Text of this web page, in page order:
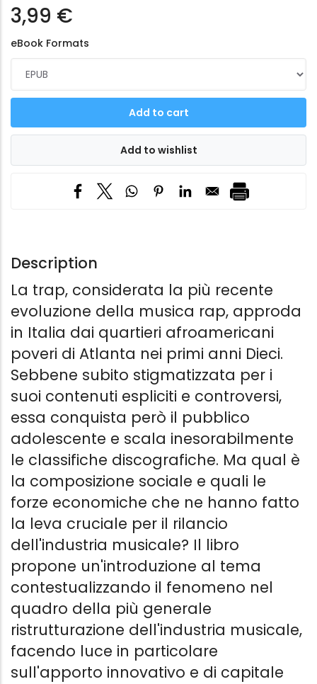
3,99 €
eBook Formats
Description
La trap, considerata la più recente
evoluzione della musica rap, approda
in Italia dai quartieri afroamericani
poveri di Atlanta nei primi anni Dieci.
Sebbene subito stigmatizzata per i
suoi contenuti espliciti e controversi,
essa conquista però il pubblico
adolescente e scala inesorabilmente
le classifiche discografiche. Ma qual è
la composizione sociale e quali le
forze economiche che ne hanno fatto
la leva cruciale per il rilancio
dell'industria musicale? Il libro
propone un'introduzione al tema
contestualizzando il fenomeno nel
quadro della più generale
ristrutturazione dell'industria musicale,
facendo luce in particolare
sull'apporto innovativo e di capitale